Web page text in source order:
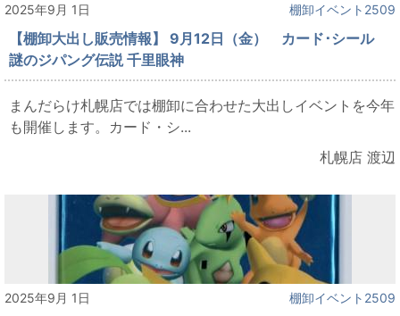
2025年9月 1日 棚卸イベント2509
【棚卸大出し販売情報】 9月12日（金） カード･シール
謎のジパング伝説 千里眼神
まんだらけ札幌店では棚卸に合わせた大出しイベントを今年
も開催します。カード・シ...
札幌店 渡辺
2025年9月 1日 棚卸イベント2509